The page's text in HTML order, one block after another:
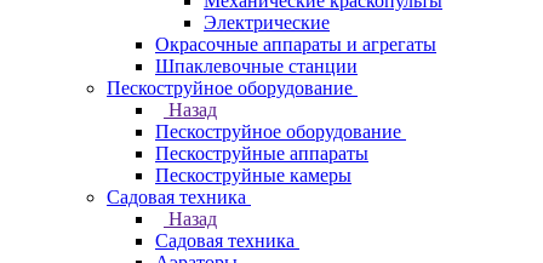
Электрические
Окрасочные аппараты и агрегаты
Шпаклевочные станции
Пескоструйное оборудование
Назад
Пескоструйное оборудование
Пескоструйные аппараты
Пескоструйные камеры
Садовая техника
Назад
Садовая техника